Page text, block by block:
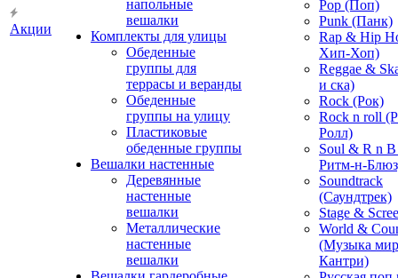
Акции
напольные
вешалки
Комплекты для улицы
Обеденные
группы для
террасы и веранды
Обеденные
группы на улицу
Пластиковые
обеденные группы
Вешалки настенные
Деревянные
настенные
вешалки
Металлические
настенные
вешалки
Pop (Поп)
Punk (Панк)
Rap & Hip
Хип-Хоп)
Reggae &
и ска)
Rock (Рок)
Rock n roll
Ролл)
Soul & R n
Ритм-н-
Soundtrack
(Саундтрек)
Stage &
World &
(Музыка
Кантри)